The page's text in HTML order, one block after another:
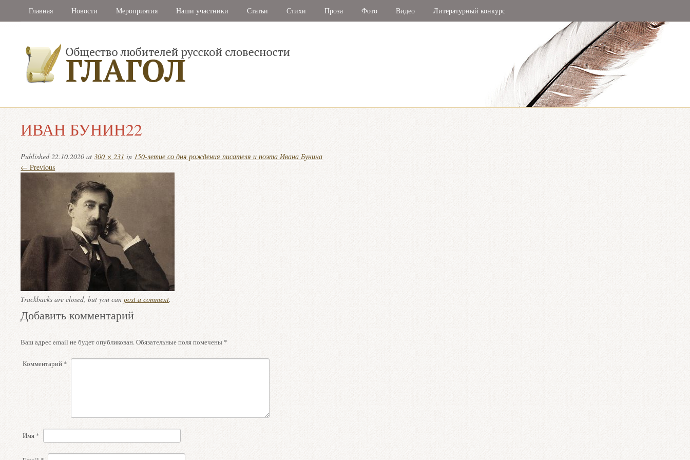
Главная Новости Мероприятия Наши участники Статьи Стихи Проза Фото Видео Литературный конкурс
ИВАН БУНИН22
Published22.10.2020 at300 × 231 in 150-летие со дня рождения писателя и поэта Ивана Бунина
← Previous
Trackbacks are closed, but you canpost a comment.
Добавить комментарий
Ваш адрес email не будет опубликован.Обязательные поля помечены *
Комментарий *
Имя *